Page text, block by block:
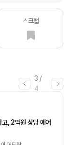
스크랩
4 /
4